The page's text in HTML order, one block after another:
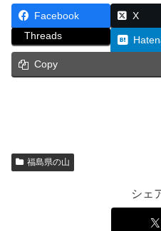
Facebook X
Threads
Copy
福島県の山
シェ